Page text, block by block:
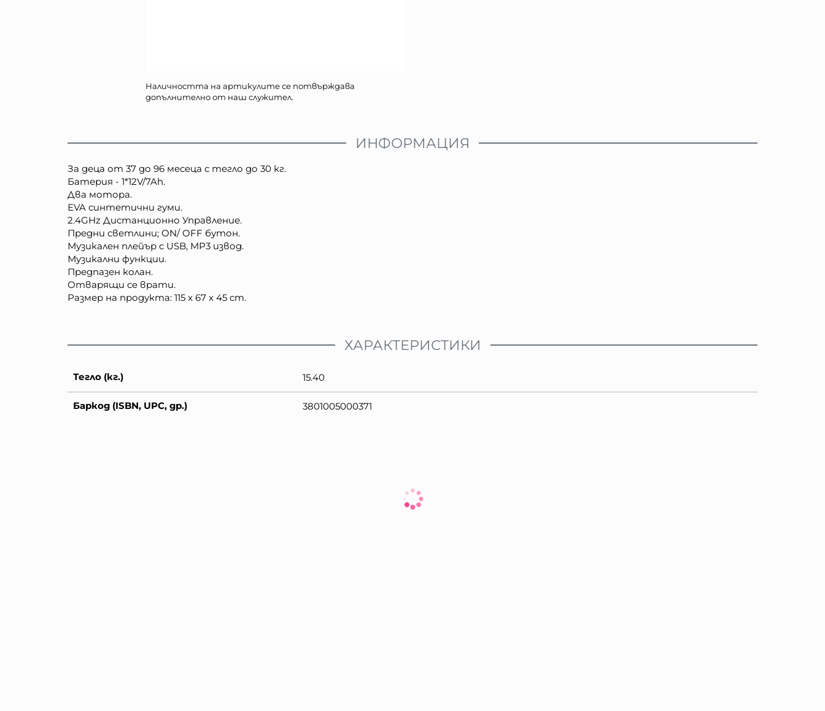
Наличността на артикулите се потвърждава
допълнително от наш служител.
ИНФОРМАЦИЯ
За деца от 37 до 96 месеца с тегло до 30 кг.
Батерия - 1*12V/7Ah.
Два мотора.
EVA синтетични гуми.
2.4GHz Дистанционно Управление.
Предни светлини; ON/ OFF бутон.
Музикален плейър с USB, MP3 извод.
Музикални функции.
Предпазен колан.
Отварящи се врати.
Размер на продукта: 115 x 67 x 45 cm.
ХАРАКТЕРИСТИКИ
Тегло (кг.) 15.40
Баркод (ISBN, UPC, др.) 3801005000371